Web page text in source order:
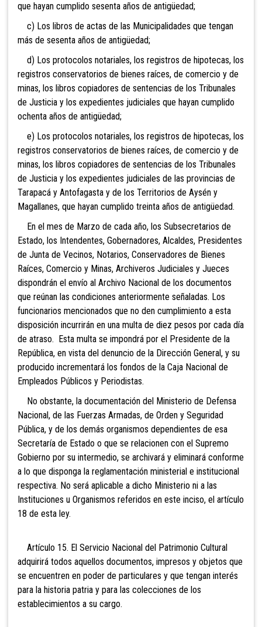
que hayan cumplido sesenta años de antigüedad;
c) Los libros de actas de las Municipalidades que tengan
más de sesenta años de antigüedad;
d) Los protocolos notariales, los registros de hipotecas, los
registros conservatorios de bienes raíces, de comercio y de
minas, los libros copiadores de sentencias de los Tribunales
de Justicia y los expedientes judiciales que hayan cumplido
ochenta años de antigüedad;
e) Los protocolos notariales, los registros de hipotecas, los
registros conservatorios de bienes raíces, de comercio y de
minas, los libros copiadores de sentencias de los Tribunales
de Justicia y los expedientes judiciales de las provincias de
Tarapacá y Antofagasta y de los Territorios de Aysén y
Magallanes, que hayan cumplido treinta años de antigüedad.
En el mes de Marzo de cada año, los Subsecretarios de
Estado, los Intendentes, Gobernadores, Alcaldes, Presidentes
de Junta de Vecinos, Notarios, Conservadores de Bienes
Raíces, Comercio y Minas, Archiveros Judiciales y Jueces
dispondrán el envío al Archivo Nacional de los documentos
que reúnan las condiciones anteriormente señaladas. Los
funcionarios mencionados que no den cumplimiento a esta
disposición incurrirán en una multa de diez pesos por cada día
de atraso. Esta multa se impondrá por el Presidente de la
República, en vista del denuncio de la Dirección General, y su
producido incrementará los fondos de la Caja Nacional de
Empleados Públicos y Periodistas.
No obstante, la documentación del Ministerio de Defensa
Nacional, de las Fuerzas Armadas, de Orden y Seguridad
Pública, y de los demás organismos dependientes de esa
Secretaría de Estado o que se relacionen con el Supremo
Gobierno por su intermedio, se archivará y eliminará conforme
a lo que disponga la reglamentación ministerial e institucional
respectiva. No será aplicable a dicho Ministerio ni a las
Instituciones u Organismos referidos en este inciso, el artículo
18 de esta ley.
Artículo 15. El Servicio Nacional del Patrimonio Cultural
adquirirá todos aquellos documentos, impresos y objetos que
se encuentren en poder de particulares y que tengan interés
para la historia patria y para las colecciones de los
establecimientos a su cargo.